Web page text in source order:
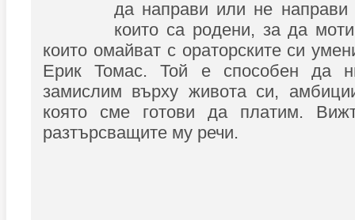
да направи или не
които са родени, за да
които омайват с ораторските си
Ерик Томас. Той е способен да
замислим върху живота си,
която сме готови да платим.
разтърсващите му речи.